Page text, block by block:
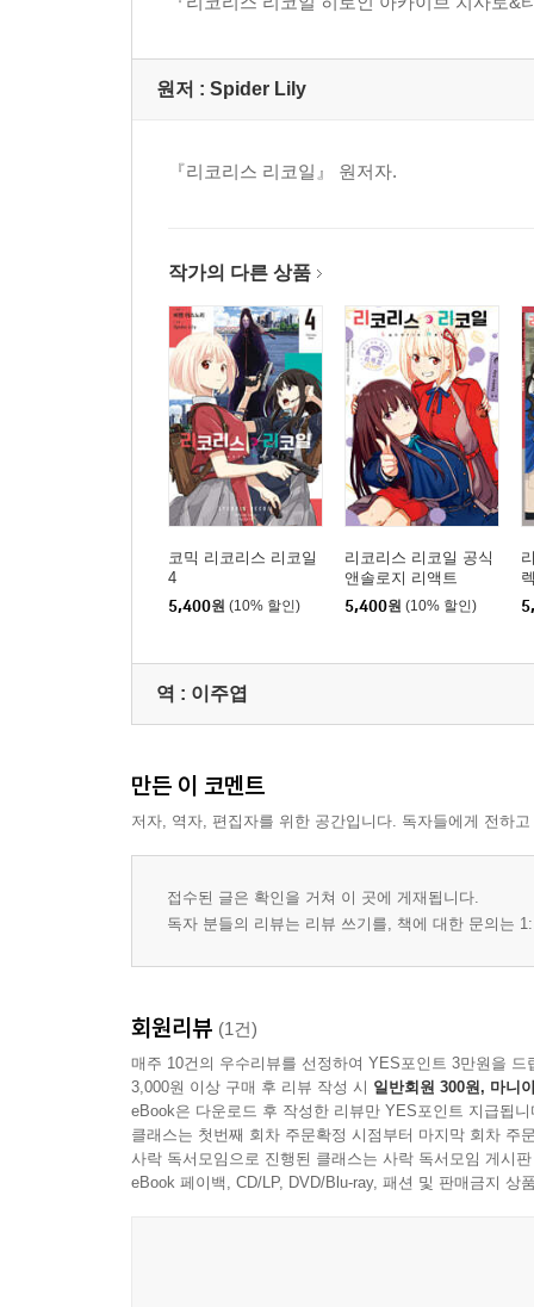
원저 : Spider Lily
『리코리스 리코일』 원저자.
작가의 다른 상품
코믹 리코리스 리코일
4
5,400원 (10% 할인)
리코리스 리코일 공식
앤솔로지 리액트
5,400원 (10% 할인)
역 : 이주엽
만든 이 코멘트
저자, 역자, 편집자를 위한 공간입니다. 독자들에게 전하
접수된 글은 확인을 거쳐 이 곳에 게재됩니다.
독자 분들의 리뷰는 리뷰 쓰기를, 책에 대한 문의는
회원리뷰 (1건)
매주 10건의 우수리뷰를 선정하여 YES포인트 3만원을 드
3,000원 이상 구매 후 리뷰 작성 시 일반회원 300원, 마니
eBook은 다운로드 후 작성한 리뷰만 YES포인트 지급됩니
클래스는 첫번째 회차 주문확정 시점부터 마지막 회차 주
사락 독서모임으로 진행된 클래스는 사락 독서모임 게시
eBook 페이백, CD/LP, DVD/Blu-ray, 패션 및 판매금지 상